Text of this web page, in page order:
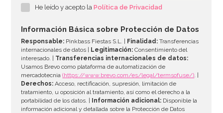
AÑADIR
He leído y acepto laPolítica de Privacidad
Información Básica sobre Protección de Datos
Responsable: Pinkbass Fiestas S.L. | Finalidad: Transferencias
internacionales de datos |
Legitimación: Consentimiento del
interesado. | Transferencias internacionales de datos:
Usamos Brevo como plataforma de automatización de
mercadotecnia(https://www.brevo.com/es/legal/termsofuse/). |
Derechos: Acceso, rectificación, supresión, limitación de
tratamiento, u oposición al tratamiento, así como el derecho a la
portabilidad de los datos. |
Información adicional: Disponible la
información adicional y detallada sobre la Protección de Datos